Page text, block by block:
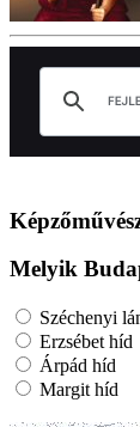
Melyik
Széchenyi
Erzsébet híd
Árpád híd
Margit híd